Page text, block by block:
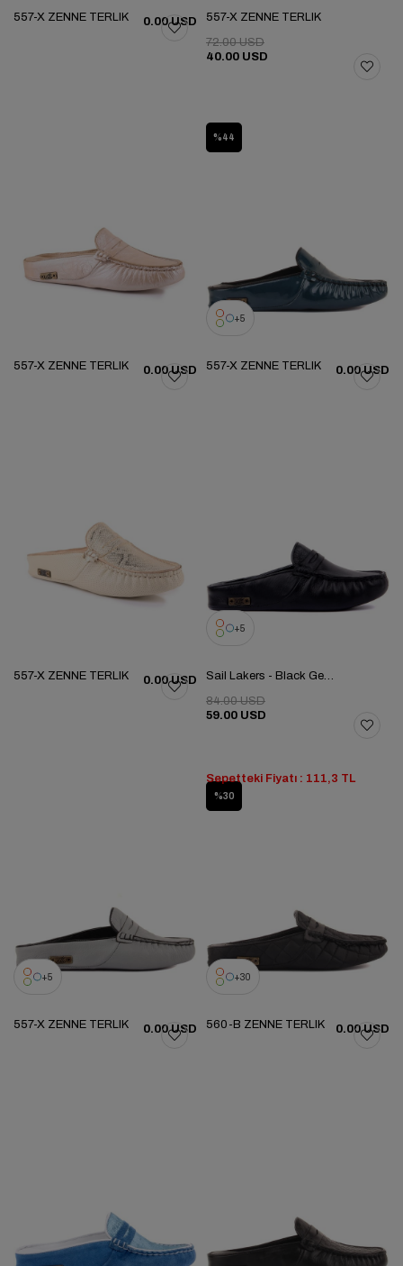
557-X ZENNE TERLIK 0.00 USD 557-X ZENNE TERLIK
40.00 USD
72.00 USD
%44
557-X ZENNE TERLIK 0.00 USD
5
557-X ZENNE TERLIK 0.00 USD
557-X ZENNE TERLIK 0.00 USD
5
Sail Lakers - Black Genuine Leather Women's Home Slipper
59.00 USD
84.00 USD
%30
Sepetteki Fiyatı : 111,3 TL
5
557-X ZENNE TERLIK 0.00 USD
30
560-B ZENNE TERLIK 0.00 USD